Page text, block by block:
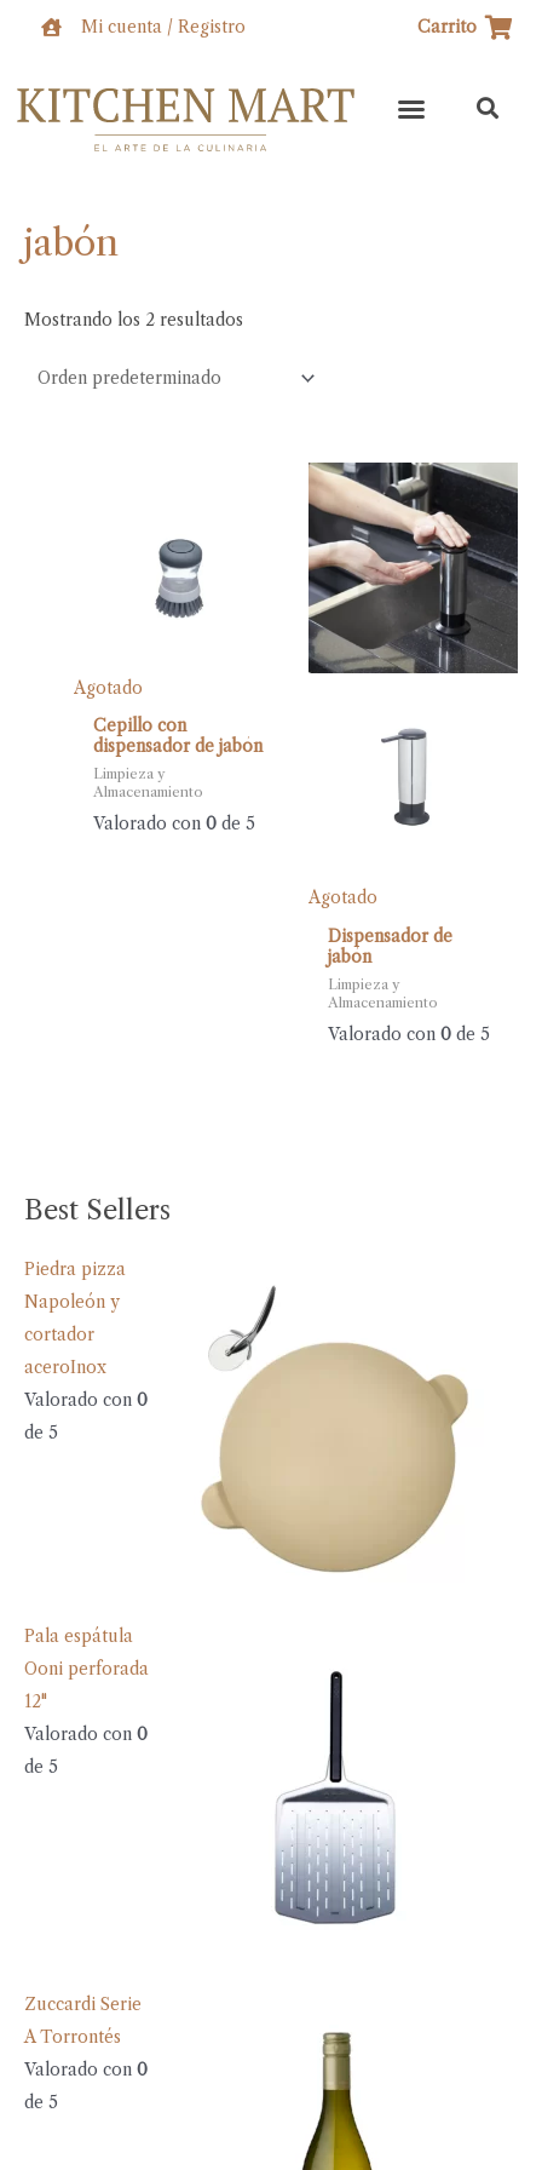
Mi cuenta / Registro Carrito
jabón
Mostrando los 2 resultados
Agotado
Cepillo con
dispensador de jabón
Limpieza y
Almacenamiento
Valorado con0 de 5
Agotado
Dispensador de
jabón
Limpieza y
Almacenamiento
Valorado con 0de 5
Best Sellers
Piedra pizza
Napoleón y
cortador
aceroInox
Valorado con 0
de 5
Pala espátula
Ooni perforada
12"
Valorado con 0
de 5
Zuccardi Serie
A Torrontés
Valorado con 0
de 5